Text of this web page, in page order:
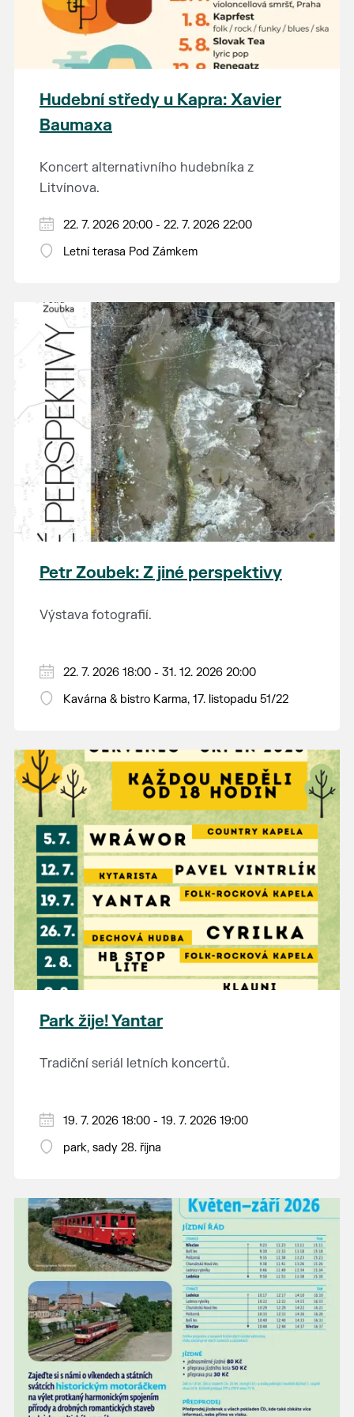
Hudební středy u Kapra: Xavier
Baumaxa
Koncert alternativního hudebníka z
Litvínova.
22. 7. 2026 20:00 - 22. 7. 2026 22:00
Letní terasa Pod Zámkem
Petr Zoubek: Z jiné perspektivy
Výstava fotografií.
22. 7. 2026 18:00 - 31. 12. 2026 20:00
Kavárna & bistro Karma, 17. listopadu 51/22
Park žije! Yantar
Tradiční seriál letních koncertů.
19. 7. 2026 18:00 - 19. 7. 2026 19:00
park, sady 28. října